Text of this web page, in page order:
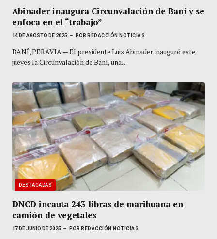
Abinader inaugura Circunvalación de Baní y se
enfoca en el “trabajo”
14 DE AGOSTO DE 2025 POR REDACCIÓN NOTICIAS
BANÍ, PERAVIA — El presidente Luis Abinader inauguró este
jueves la Circunvalación de Baní, una…
DESTACADAS
DNCD incauta 243 libras de marihuana en
camión de vegetales
17 DE JUNIO DE 2025 POR REDACCIÓN NOTICIAS